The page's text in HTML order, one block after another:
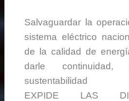
Salvaguardar la
sistema eléctrico
de la calidad de
darle continuidad,
sustentabilidad
EXPIDE LAS